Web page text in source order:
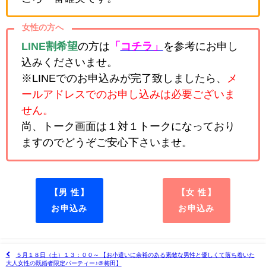
女性の方へ
LINE割希望の方は 「 コチラ」
を参考にお申し
込みくださいませ。
※LINEでのお申込みが完了致しましたら、
メ
ールアドレスでのお申し込みは必要ございま
せん。
尚、トーク画面は１対１トークになっており
ますのでどうぞご安心下さいませ。
【男 性】
お申込み
【女 性】
お申込み
５月１８日（土）１３：００～ 【お小遣いに余裕のある素敵な男性と優しくて落ち着いた
大人女性の既婚者限定パーティー♪＠梅田】